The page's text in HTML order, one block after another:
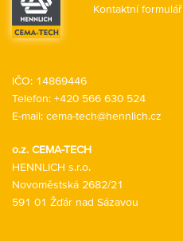
Kontaktní formulář
o.z. CEMA-TECH
HENNLICH s.r.o.
Novoměstská 2682/21
591 01 Žďár nad Sázavou
IČO: 14869446
Telefon: +420 566 630 524
E-mail: cema-tech@hennlich.cz